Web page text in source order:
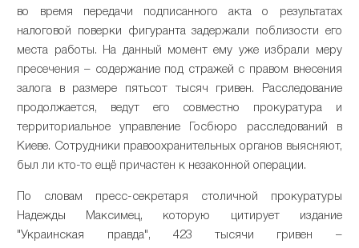
во время передачи подписанного акта о результатах
налоговой поверки фигуранта задержали поблизости его
места работы. На данный момент ему уже избрали меру
пресечения – содержание под стражей с правом внесения
залога в размере пятьсот тысяч гривен. Расследование
продолжается, ведут его совместно прокуратура и
территориальное управление Госбюро расследований в
Киеве. Сотрудники правоохранительных органов выясняют,
был ли кто-то ещё причастен к незаконной операции.
По словам пресс-секретаря столичной прокуратуры
Надежды Максимец, которую цитирует издание
"Украинская правда", 423 тысячи гривен –